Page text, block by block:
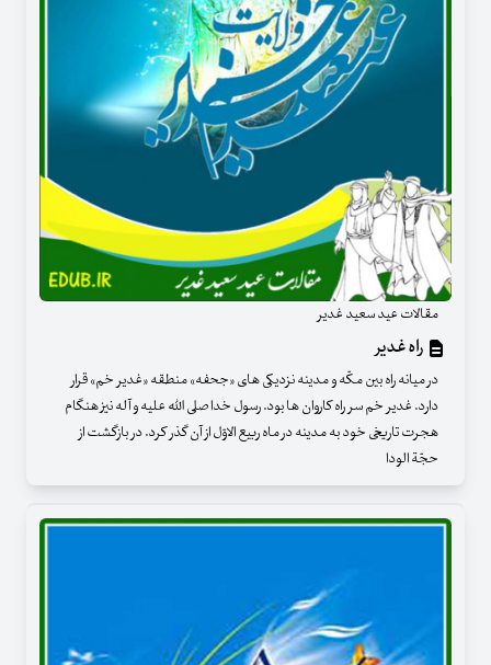
مقالات عید سعید غدیر
راه غدیر
در میانه راه بین مکّه و مدینه نزدیکی های «جحفه» منطقه «غدیر خم» قرار
دارد. غدیر خم سر راه کاروان ها بود. رسول خدا صلی الله علیه و آله نیز هنگام
هجرت تاریخی خود به مدینه در ماه ربیع الاوّل از آن گذر کرد. در بازگشت از
حجّة الودا